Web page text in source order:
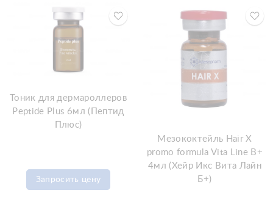
Тоник для дермароллеров
Peptide Plus 6мл (Пептид
Плюс)
Запросить цену
Мезококтейль Hair X
promo formula Vita Line B+
4мл (Хейр Икс Вита Лайн
Б+)